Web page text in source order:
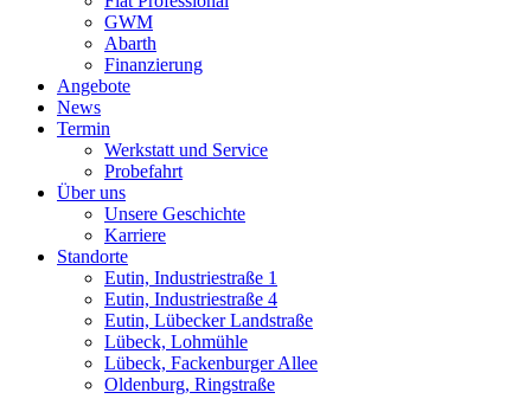
GWM
Abarth
Finanzierung
Angebote
News
Termin
Werkstatt und Service
Probefahrt
Über uns
Unsere Geschichte
Karriere
Standorte
Eutin, Industriestraße 1
Eutin, Industriestraße 4
Eutin, Lübecker Landstraße
Lübeck, Lohmühle
Lübeck, Fackenburger Allee
Oldenburg, Ringstraße